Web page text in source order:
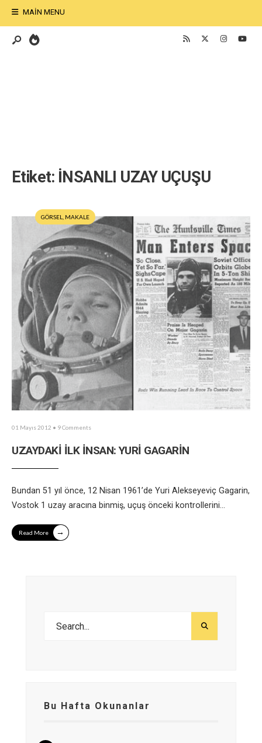
MAIN MENU
Etiket: İNSANLI UZAY UÇUŞU
GÖRSEL MAKALE
01 Mayıs 2012 • 9 Comments
UZAYDAKİ İLK İNSAN: YURİ GAGARİN
Bundan 51 yıl önce, 12 Nisan 1961’de Yuri Alekseyeviç Gagarin,
Vostok 1 uzay aracına binmiş, uçuş önceki kontrollerini...
Read More →
Bu Hafta Okunanlar